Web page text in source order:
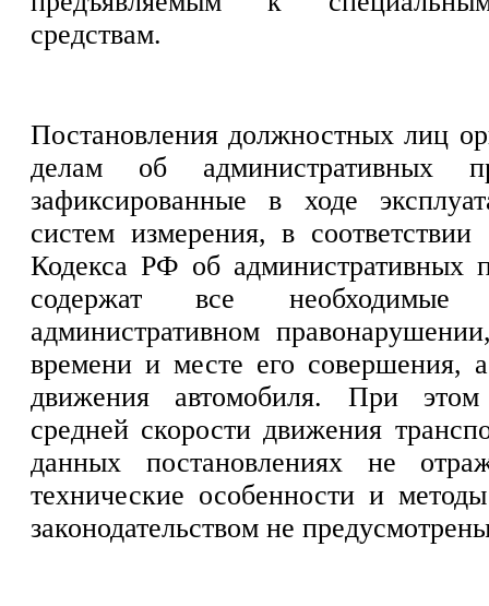
средствам.
Постановления должностных лиц
делам об административных
зафиксированные в ходе
систем измерения, в
Кодекса РФ об административных
содержат все
административном
времени и месте его совершения,
движения автомобиля. При
средней скорости движения
данных постановлениях не
технические особенности и
законодательством не